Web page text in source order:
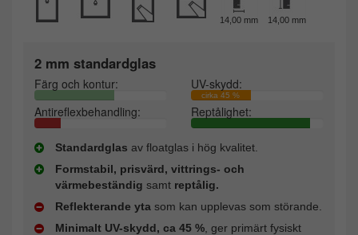
14,00 mm 14,00 mm
2 mm standardglas
Färg och kontur: UV-skydd:
cirka 45 %
Antireflexbehandling: Reptålighet:
Standardglas av floatglas i hög kvalitet.
Formstabil, prisvärd, vittrings- och
värmebeständig samt reptålig.
Reflekterande yta som kan upplevas som störande.
Minimalt UV-skydd, ca 45 % , ger primärt fysiskt